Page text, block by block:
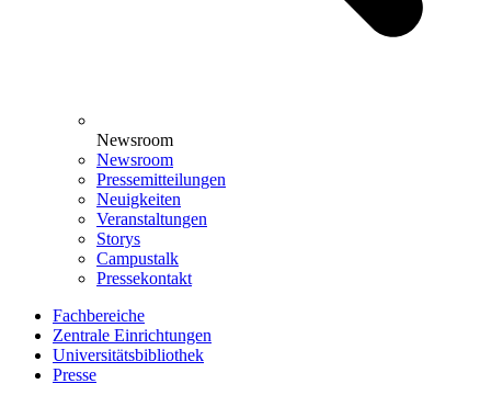
Newsroom
Newsroom
Pressemitteilungen
Neuigkeiten
Veranstaltungen
Storys
Campustalk
Pressekontakt
Fachbereiche
Zentrale Einrichtungen
Universitätsbibliothek
Presse